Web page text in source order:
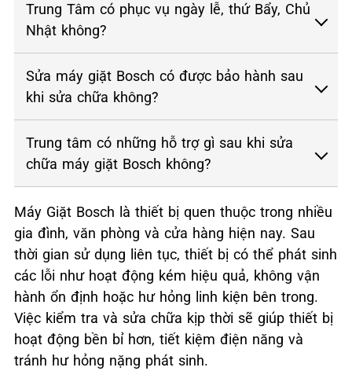
Trung Tâm có phục vụ ngày lễ, thứ Bẩy, Chủ
Nhật không?
Sửa máy giặt Bosch có được bảo hành sau
khi sửa chữa không?
Trung tâm có những hỗ trợ gì sau khi sửa
chữa máy giặt Bosch không?
Máy Giặt Bosch là thiết bị quen thuộc trong nhiều
gia đình, văn phòng và cửa hàng hiện nay. Sau
thời gian sử dụng liên tục, thiết bị có thể phát sinh
các lỗi như hoạt động kém hiệu quả, không vận
hành ổn định hoặc hư hỏng linh kiện bên trong.
Việc kiểm tra và sửa chữa kịp thời sẽ giúp thiết bị
hoạt động bền bỉ hơn, tiết kiệm điện năng và
tránh hư hỏng nặng phát sinh.